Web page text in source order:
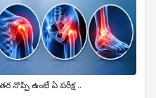
నొప్పి ఉంటే ఏ పరీక్ష ..